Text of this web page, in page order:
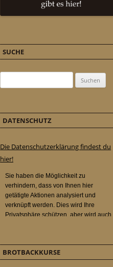
SUCHE
DATENSCHUTZ
Die Datenschutzerklärung findest du
hier!
BROTBACKKURSE